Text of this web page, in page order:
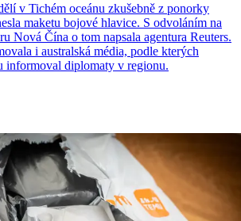
v Tichém oceánu zkušebně z ponorky
maketu bojové hlavice. S odvoláním na
Nová Čína o tom napsala agentura Reuters.
i australská média, podle kterých
informoval diplomaty v regionu.